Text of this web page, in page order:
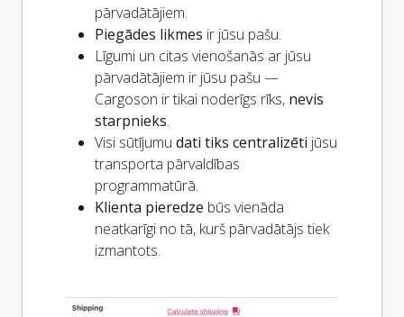
pārvadātājiem.
Piegādes likmes ir jūsu pašu.
Līgumi un citas vienošanās ar jūsu
pārvadātājiem ir jūsu pašu —
Cargoson ir tikai noderīgs rīks, nevis
starpnieks.
Visi sūtījumu dati tiks centralizēti jūsu
transporta pārvaldības
programmatūrā.
Klienta pieredze būs vienāda
neatkarīgi no tā, kurš pārvadātājs tiek
izmantots.